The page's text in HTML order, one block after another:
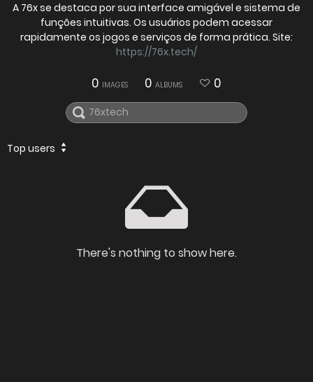
A 76x se destaca por sua interface amigável e sistema de
funções intuitivas. Os usuários podem acessar
rapidamente os jogos e serviços de forma prática. Site:
https://76x.tech/
0 IMAGES 0 ALBUMS 0
Top users
There's nothing to show here.